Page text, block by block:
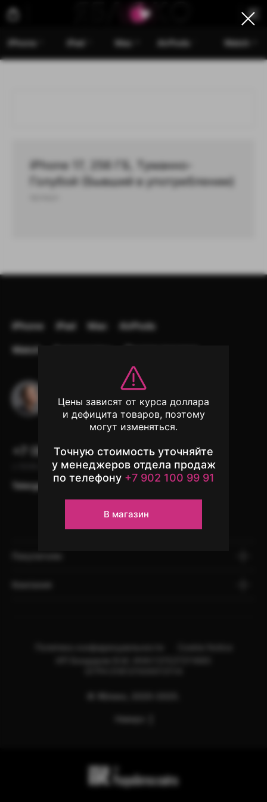
iPhone iPad Mac AirPods Watch
iPhone 17, 256 ГБ, Туманно-
Голубой (Бывший в употреблении)
iPhone iPad Mac
AirPods
Watch
с 10:00 до 22:00, без выходных
+7 (902) 100-99-91
WhatsApp
Telergam instagram*
Остались вопросы?
Напишите в чат поддержки
Цены зависят от курса доллара
и дефицита товаров, поэтому
могут изменяться.
Точную стоимость уточняйте
у менеджеров отдела продаж
по телефону +7 902 100 99 91
В магазин